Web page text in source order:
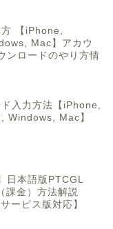
【iPhone,
Mac】アカウ
ンロードのやり方情
入力方法【iPhone,
Windows, Mac】
日本語版PTCGL
課金）方法解説
ービス版対応】